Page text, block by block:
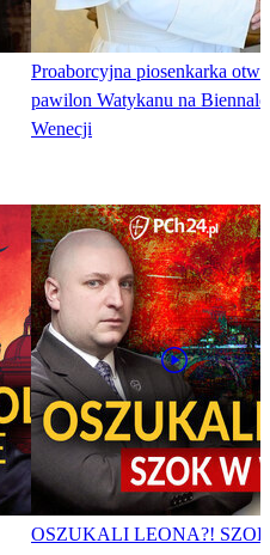
Proaborcyjna piosenkarka
pawilon Watykanu na
Wenecji
OSZUKALI LEONA?!